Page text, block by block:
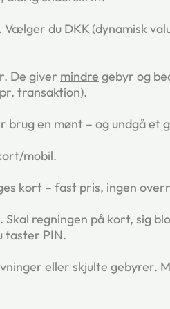
. Vælger du DKK (dynamisk
De giver mindre gebyr og
transaktion).
en mønt – og undgå
mobil.
kort – fast pris, ingen
regningen på kort, sig
taster PIN.
eller skjulte gebyrer.